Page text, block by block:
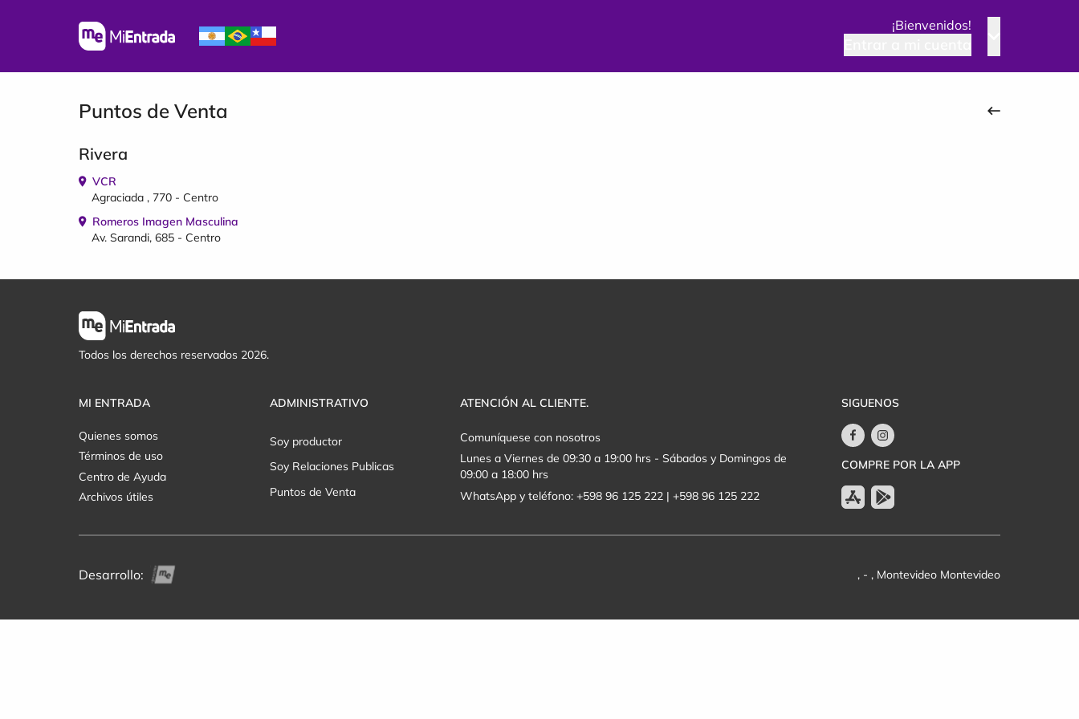
¡Bienvenidos!
Puntos de Venta
Rivera
VCR
Agraciada , 770 - Centro
Romeros Imagen Masculina
Av. Sarandi, 685 - Centro
Todos los derechos reservados 2026.
MI ENTRADA
Quienes somos
Términos de uso
Centro de Ayuda
Archivos útiles
ADMINISTRATIVO
Soy productor
Soy Relaciones Publicas
Puntos de Venta
ATENCIÓN AL CLIENTE.
Comuníquese con nosotros
Lunes a Viernes de 09:30 a 19:00 hrs - Sábados y Domingos de
09:00 a 18:00 hrs
WhatsApp y teléfono: +598 96 125 222 | +598 96 125 222
SIGUENOS
COMPRE POR LA APP
Desarrollo: , - , Montevideo Montevideo